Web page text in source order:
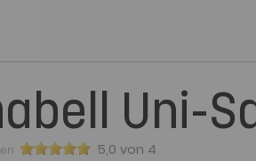
Uni-
5,0 von 4